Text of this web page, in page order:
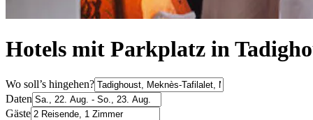
Hotels mit Parkplatz in
Wo soll’s hingehen?
Daten
Gäste